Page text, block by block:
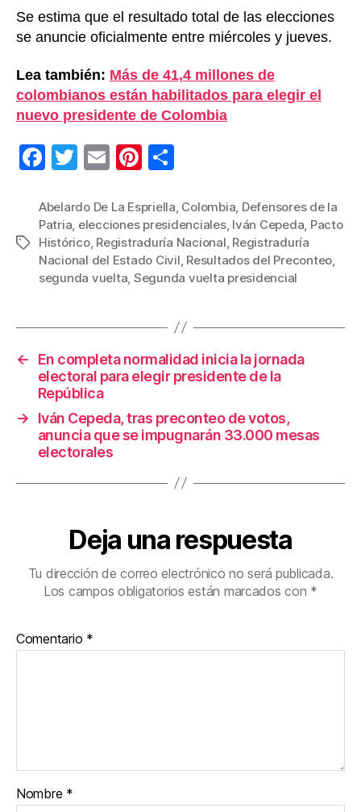
Se estima que el resultado total de las elecciones
se anuncie oficialmente entre miércoles y jueves.
Lea también: Más de 41,4 millones de
colombianos están habilitados para elegir el
nuevo presidente de Colombia
F
c
e
b
o
k
T
tt
er
E
ail
Pi
er
e
st
m
p
ar
tir
Etiquetas
Abelardo De La Espriella, Colombia, Defensores de la
Patria, elecciones presidenciales, Iván Cepeda, Pacto
Histórico, Registraduría Nacional, Registraduría
Nacional del Estado Civil, Resultados del Preconteo,
segunda vuelta, Segunda vuelta presidencial
←
En completa normalidad inicia la jornada
electoral para elegir presidente de la
República
→
Iván Cepeda, tras preconteo de votos,
anuncia que se impugnarán 33.000 mesas
electorales
Deja una respuesta
Tu dirección de correo electrónico no será publicada.
Los campos obligatorios están marcados con *
Comentario *
Nombre *